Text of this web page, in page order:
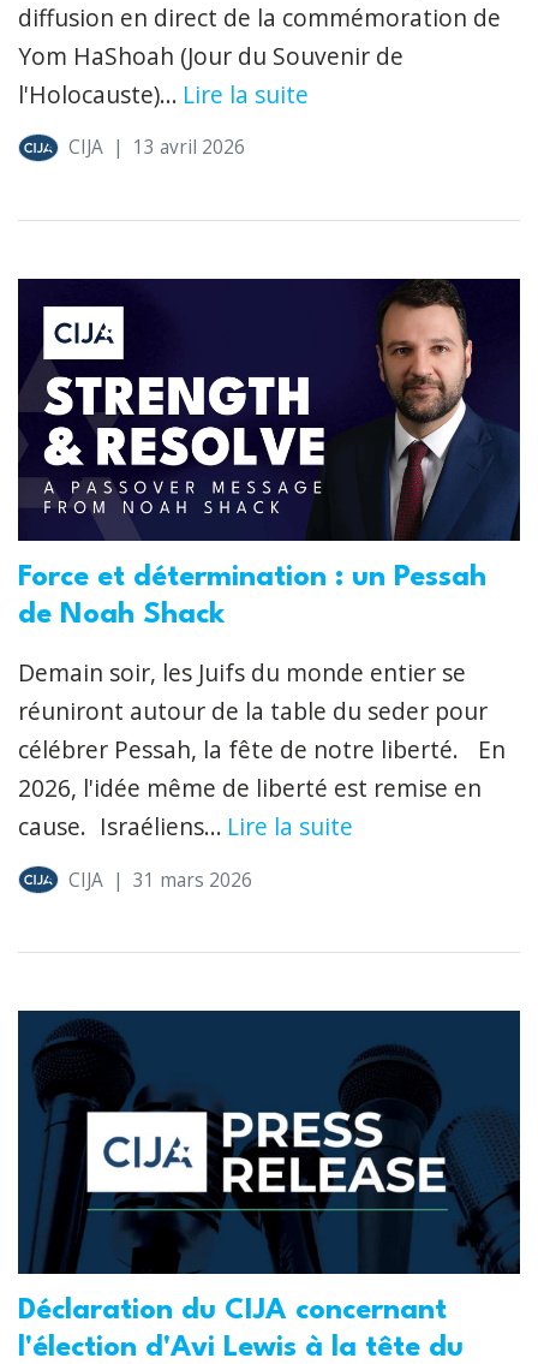
diffusion en direct de la commémoration de
Yom HaShoah (Jour du Souvenir de
l'Holocauste)... Lire la suite
CIJA | 13 avril 2026
Force et détermination : un Pessah
de Noah Shack
Demain soir, les Juifs du monde entier se
réuniront autour de la table du seder pour
célébrer Pessah, la fête de notre liberté. En
2026, l'idée même de liberté est remise en
cause. Israéliens... Lire la suite
CIJA | 31 mars 2026
Déclaration du CIJA concernant
l'élection d'Avi Lewis à la tête du